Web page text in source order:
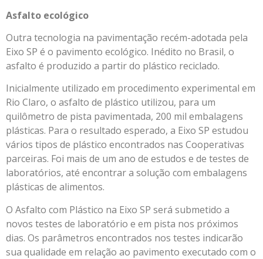
Asfalto ecológico
Outra tecnologia na pavimentação recém-adotada pela
Eixo SP é o pavimento ecológico. Inédito no Brasil, o
asfalto é produzido a partir do plástico reciclado.
Inicialmente utilizado em procedimento experimental em
Rio Claro, o asfalto de plástico utilizou, para um
quilômetro de pista pavimentada, 200 mil embalagens
plásticas. Para o resultado esperado, a Eixo SP estudou
vários tipos de plástico encontrados nas Cooperativas
parceiras. Foi mais de um ano de estudos e de testes de
laboratórios, até encontrar a solução com embalagens
plásticas de alimentos.
O Asfalto com Plástico na Eixo SP será submetido a
novos testes de laboratório e em pista nos próximos
dias. Os parâmetros encontrados nos testes indicarão
sua qualidade em relação ao pavimento executado com o